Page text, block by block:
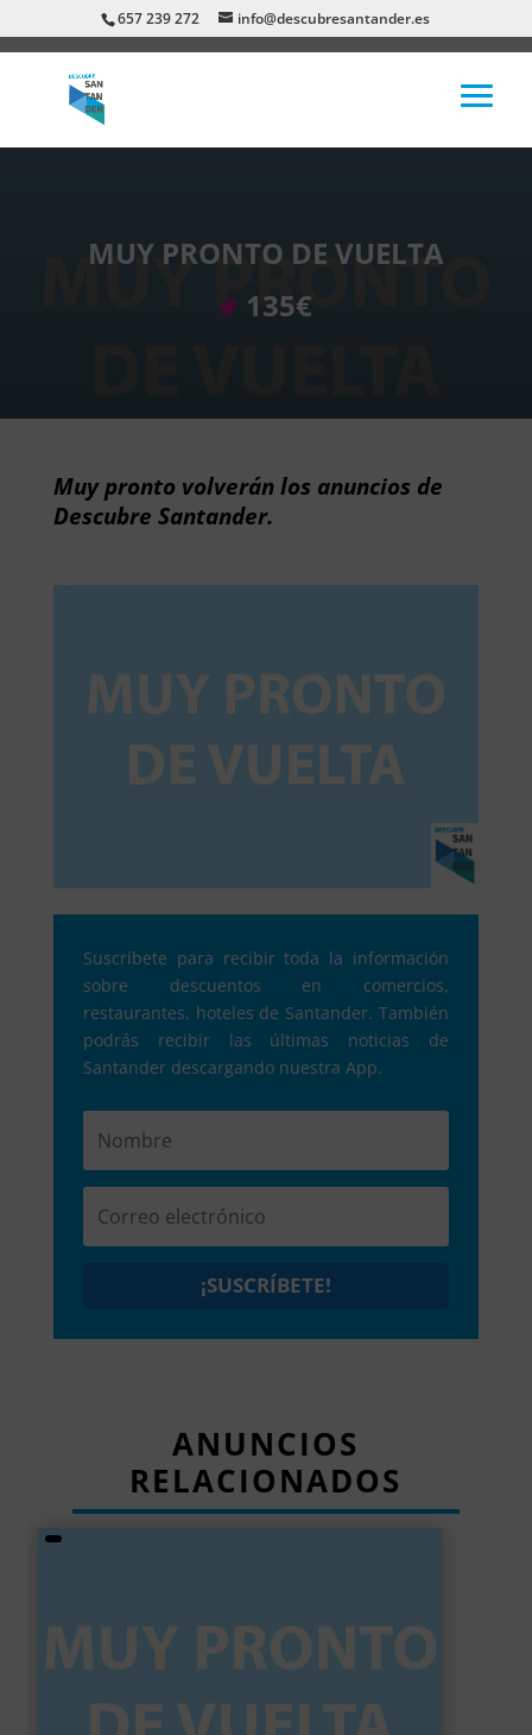
657 239 272 info@descubresantander.es
MUY PRONTO DE VUELTA
135€
Muy pronto volverán los anuncios de
Descubre Santander.
Suscríbete para recibir toda la información
sobre descuentos en comercios,
restaurantes, hoteles de Santander. También
podrás recibir las últimas noticias de
Santander descargando nuestra App.
¡SUSCRÍBETE!
ANUNCIOS
RELACIONADOS